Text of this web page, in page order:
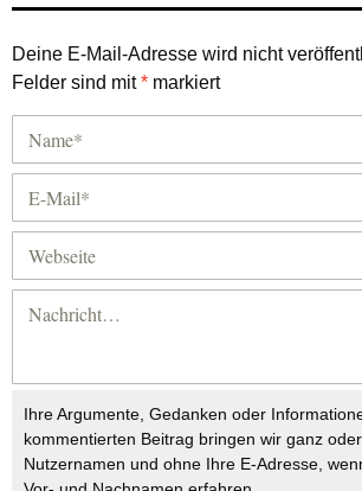
Deine E-Mail-Adresse wird nicht
Felder sind mit* markiert
Ihre Argumente, Gedanken oder
kommentierten Beitrag bringen wir ganz
Nutzernamen und ohne Ihre E-Adresse,